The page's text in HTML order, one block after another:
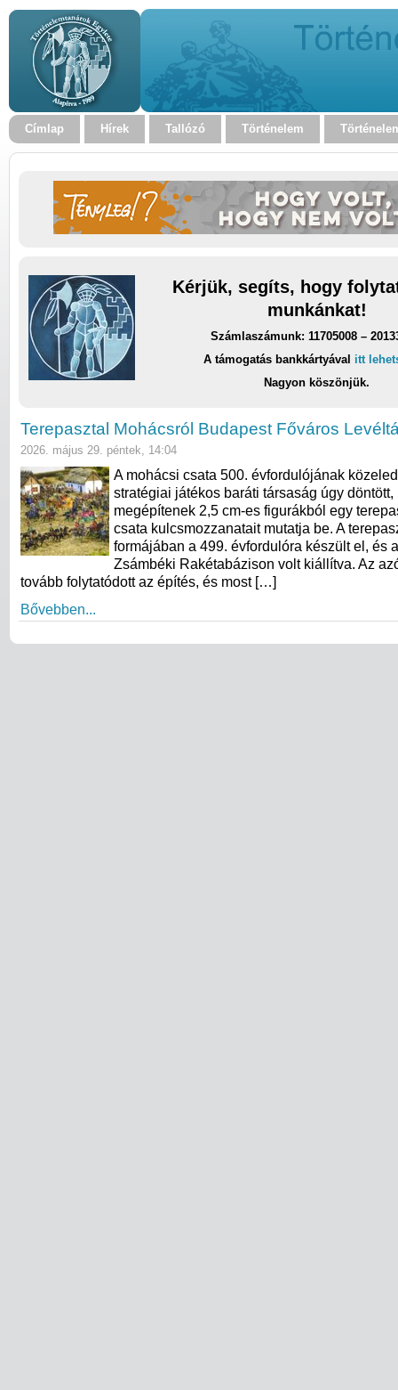
Címlap Hírek Tallózó Történelem
Kérjük, segíts, hogy
munkánkat!
Számlaszámunk: 11705008 –
A támogatás bankkártyával itt
Nagyon köszönjük.
Terepasztal Mohácsról Budapest Főváros
2026. május 29. péntek, 14:04
A mohácsi csata 500. évfordulójának
stratégiai játékos baráti társaság úgy döntött,
megépítenek 2,5 cm-es figurákból egy
csata kulcsmozzanatait mutatja be. A
formájában a 499. évfordulóra készült el, és
Zsámbéki Rakétabázison volt kiállítva. Az
tovább folytatódott az építés, és most […]
Bővebben...